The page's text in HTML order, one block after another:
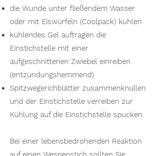
die Wunde unter fließendem Wasser
oder mit Eiswürfeln (Coolpack) kühlen
kühlendes Gel auftragen die
Einstichstelle mit einer
aufgeschnittenen Zwiebel einreiben
(entzündungshemmend)
Spitzwegerichblätter zusammenknüllen
und der Einstichstelle verreiben zur
Kühlung auf die Einstichstelle spucken
Bei einer lebensbedrohenden Reaktion